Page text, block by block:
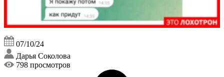
07/10/24
Дарья Соколова
798 просмотров